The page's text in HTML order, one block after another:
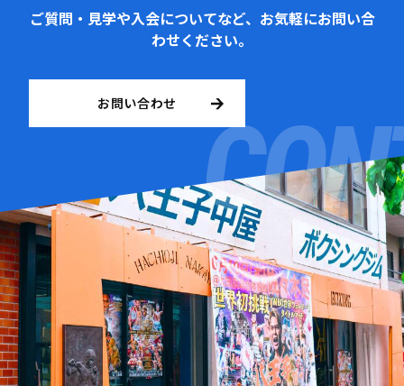
ご質問・見学や入会についてなど、お気軽にお問い合
わせください。
お問い合わせ